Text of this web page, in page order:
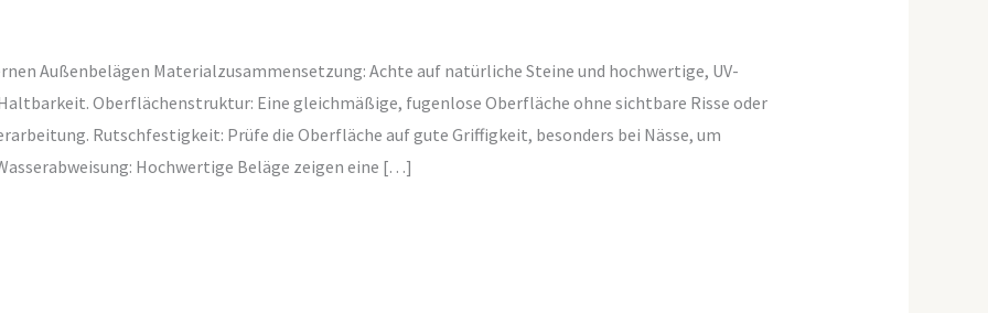
Außenbelägen Materialzusammensetzung: Achte auf natürliche Steine und hochwertige, UV-
Oberflächenstruktur: Eine gleichmäßige, fugenlose Oberfläche ohne sichtbare Risse oder
Rutschfestigkeit: Prüfe die Oberfläche auf gute Griffigkeit, besonders bei Nässe, um
Hochwertige Beläge zeigen eine […]